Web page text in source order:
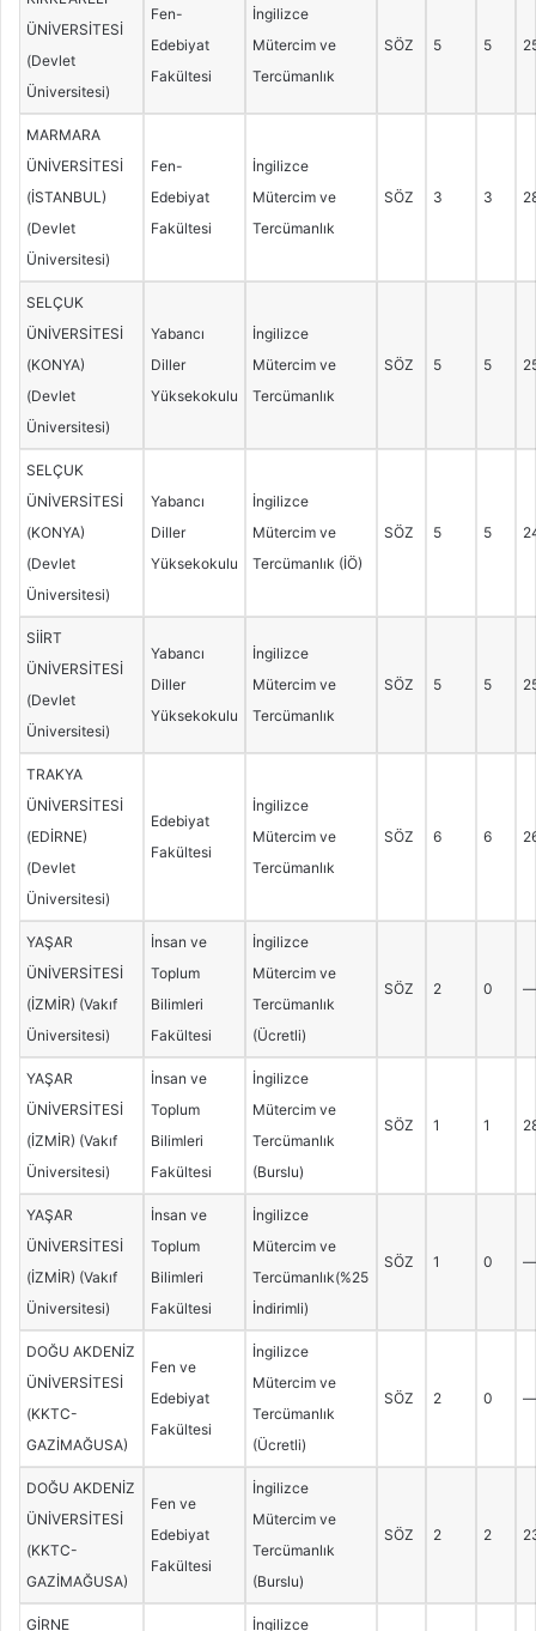
ÜNİVERSİTESİ
(Devlet
Üniversitesi)
Fen-
Edebiyat
Fakültesi
İngilizce
Mütercim ve
Tercümanlık
SÖZ 5 5
MARMARA
ÜNİVERSİTESİ
(İSTANBUL)
(Devlet
Üniversitesi)
Fen-
Edebiyat
Fakültesi
İngilizce
Mütercim ve
Tercümanlık
SÖZ 3 3
SELÇUK
ÜNİVERSİTESİ
(KONYA)
(Devlet
Üniversitesi)
Yabancı
Diller
Yüksekokulu
İngilizce
Mütercim ve
Tercümanlık
SÖZ 5 5
SELÇUK
ÜNİVERSİTESİ
(KONYA)
(Devlet
Üniversitesi)
Yabancı
Diller
Yüksekokulu
İngilizce
Mütercim ve
Tercümanlık (İÖ)
SÖZ 5 5
SİİRT
ÜNİVERSİTESİ
(Devlet
Üniversitesi)
Yabancı
Diller
Yüksekokulu
İngilizce
Mütercim ve
Tercümanlık
SÖZ 5 5
TRAKYA
ÜNİVERSİTESİ
(EDİRNE)
(Devlet
Üniversitesi)
Edebiyat
Fakültesi
İngilizce
Mütercim ve
Tercümanlık
SÖZ 6 6
YAŞAR
ÜNİVERSİTESİ
(İZMİR) (Vakıf
Üniversitesi)
İnsan ve
Toplum
Bilimleri
Fakültesi
İngilizce
Mütercim ve
Tercümanlık
(Ücretli)
SÖZ 2 0 —
YAŞAR
ÜNİVERSİTESİ
(İZMİR) (Vakıf
Üniversitesi)
İnsan ve
Toplum
Bilimleri
Fakültesi
İngilizce
Mütercim ve
Tercümanlık
(Burslu)
SÖZ 1 1
YAŞAR
ÜNİVERSİTESİ
(İZMİR) (Vakıf
Üniversitesi)
İnsan ve
Toplum
Bilimleri
Fakültesi
İngilizce
Mütercim ve
Tercümanlık(%25
İndirimli)
SÖZ 1 0 —
DOĞU AKDENİZ
ÜNİVERSİTESİ
(KKTC-
GAZİMAĞUSA)
Fen ve
Edebiyat
Fakültesi
İngilizce
Mütercim ve
Tercümanlık
(Ücretli)
SÖZ 2 0 —
DOĞU AKDENİZ
ÜNİVERSİTESİ
(KKTC-
GAZİMAĞUSA)
Fen ve
Edebiyat
Fakültesi
İngilizce
Mütercim ve
Tercümanlık
(Burslu)
SÖZ 2 2
GİRNE İngilizce